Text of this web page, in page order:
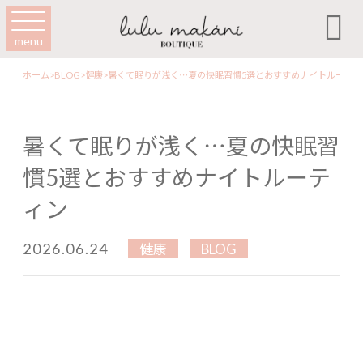
menu 
ホーム>BLOG>健康>暑くて眠りが浅く…夏の快眠習慣5選とおすすめナイトルーテ
暑くて眠りが浅く…夏の快眠習
慣5選とおすすめナイトルーテ
ィン
2026.06.24 健康 BLOG